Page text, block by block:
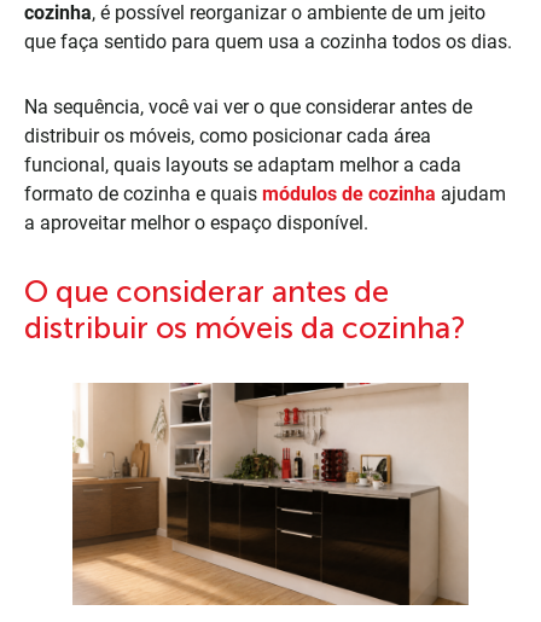
cozinha, é possível reorganizar o ambiente de um jeito
que faça sentido para quem usa a cozinha todos os dias.
Na sequência, você vai ver o que considerar antes de
distribuir os móveis, como posicionar cada área
funcional, quais layouts se adaptam melhor a cada
formato de cozinha e quais módulos de cozinha ajudam
a aproveitar melhor o espaço disponível.
O que considerar antes de
distribuir os móveis da cozinha?